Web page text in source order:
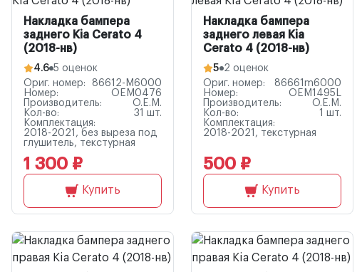
Накладка бампера
заднего Kia Cerato 4
(2018-нв)
4.6 5 оценок
Ориг. номер:
86612-M6000
Номер:
OEM0476
Производитель:
O.E.M.
Кол-во:
31 шт.
Комплектация:
2018-2021, без выреза под
глушитель, текстурная
1 300 ₽
Купить
Накладка бампера
заднего левая Kia
Cerato 4 (2018-нв)
5 2 оценок
Ориг. номер:
86661m6000
Номер:
OEM1495L
Производитель:
O.E.M.
Кол-во:
1 шт.
Комплектация:
2018-2021, текстурная
500 ₽
Купить